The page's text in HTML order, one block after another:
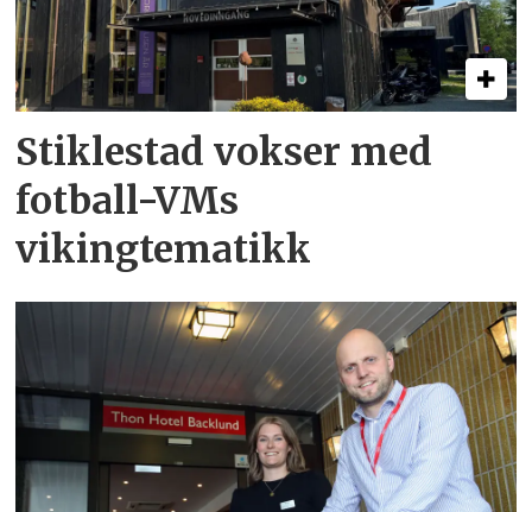
Stiklestad vokser med
fotball-VMs
vikingtematikk